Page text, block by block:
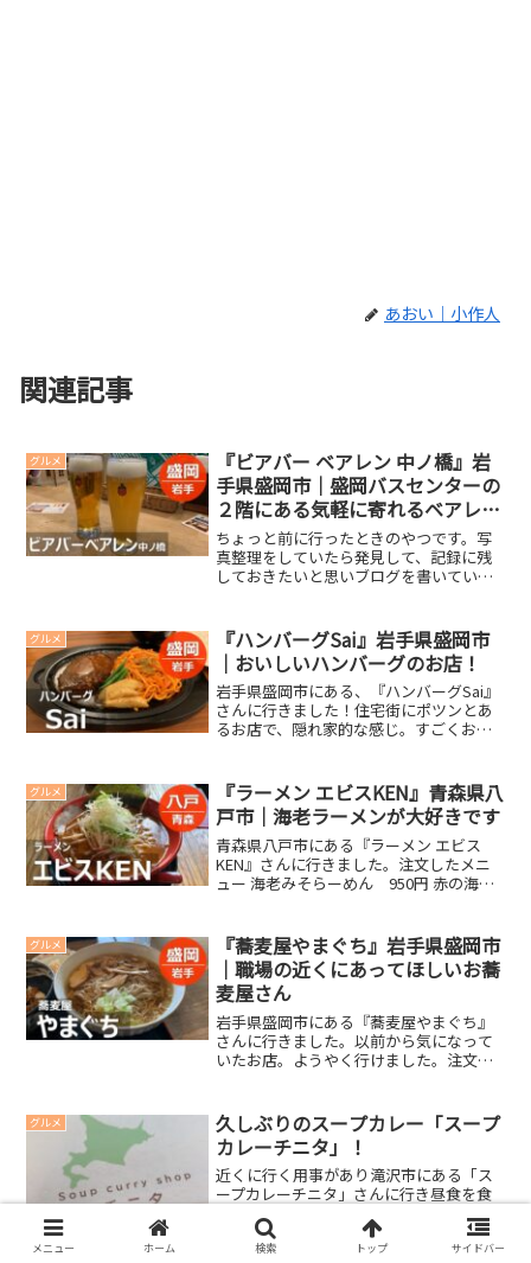
あおい｜小作人
関連記事
グルメ
『ビアバー ベアレン 中ノ橋』岩
手県盛岡市｜盛岡バスセンターの
２階にある気軽に寄れるベアレン
ビール
ちょっと前に行ったときのやつです。写
真整理をしていたら発見して、記録に残
しておきたいと思いブログを書いていま
のお店も良い感じ。立ち寄りやすさだけ
で言えば、今の方が良いか...
グルメ
『ハンバーグSai』岩手県盛岡市
｜おいしいハンバーグのお店！
岩手県盛岡市にある、『ハンバーグSai』
さんに行きました！住宅街にポツンとあ
るお店で、隠れ家的な感じ。すごくおし
食 1,400円 ハンバーグ定食 1,400円私
が「スパ...
グルメ
『ラーメン エビスKEN』青森県八
戸市｜海老ラーメンが大好きです
青森県八戸市にある『ラーメン エビス
KEN』さんに行きました。注文したメニ
ュー 海老みそらーめん 950円 赤の海老
なのにビールはアサヒスーパードライ。
待っている間...
グルメ
『蕎麦屋やまぐち』岩手県盛岡市
｜職場の近くにあってほしいお蕎
麦屋さん
岩手県盛岡市にある『蕎麦屋やまぐち』
さんに行きました。以前から気になって
いたお店。ようやく行けました。注文し
夫婦揃って日替りランチセットを注文。
これが一番お得...
グルメ
久しぶりのスープカレー「スープ
カレーチニタ」！
近くに行く用事があり滝沢市にある「ス
ープカレーチニタ」さんに行き昼食を食
べました。はじめて行きましたがとても
美味しかったです。絶対また行きます。
スープカレーをはじめて食べた北海道旅
メニュー ホーム 検索 トップ サイドバー